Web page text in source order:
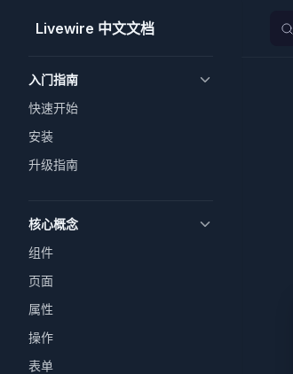
Skip to content
Livewire 中文文档
入门指南
快速开始
安装
升级指南
核心概念
组件
页面
属性
操作
表单